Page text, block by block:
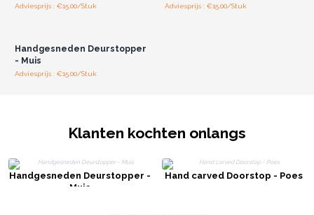
Adviesprijs : €15.00/Stuk Adviesprijs : €15.00/Stuk
Handgesneden Deurstopper
- Muis
Adviesprijs : €15.00/Stuk
Klanten kochten onlangs
Handgesneden Deurstopper -
Muis
Hand carved Doorstop - Poes